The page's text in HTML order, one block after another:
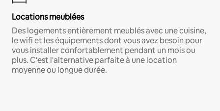
Locations meublées
Des logements entièrement meublés avec une cuisine,
le wifi et les équipements dont vous avez besoin pour
vous installer confortablement pendant un mois ou
plus. C'est l'alternative parfaite à une location
moyenne ou longue durée.